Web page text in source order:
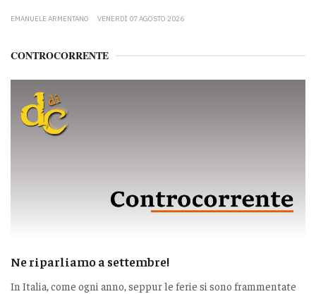
EMANUELE ARMENTANO VENERDÌ 07 AGOSTO 2026
CONTROCORRENTE
Ne riparliamo a settembre!
In Italia, come ogni anno, seppur le ferie si sono frammentate